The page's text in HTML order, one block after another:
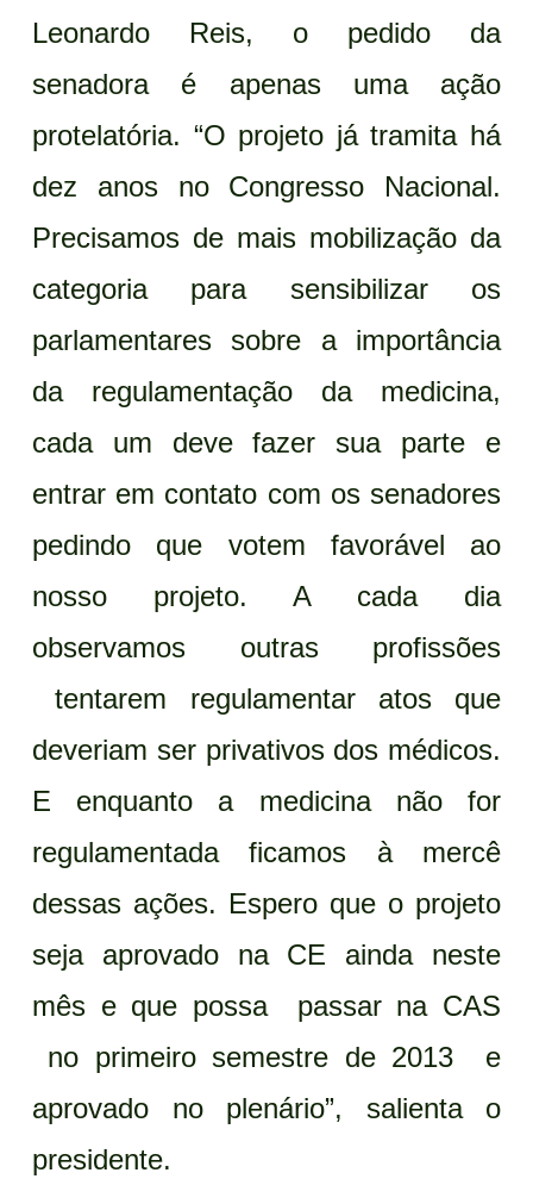
Leonardo Reis, o pedido da
senadora é apenas uma ação
protelatória. “O projeto já tramita há
dez anos no Congresso Nacional.
Precisamos de mais mobilização da
categoria para sensibilizar os
parlamentares sobre a importância
da regulamentação da medicina,
cada um deve fazer sua parte e
entrar em contato com os senadores
pedindo que votem favorável ao
nosso projeto. A cada dia
observamos outras profissões
tentarem regulamentar atos que
deveriam ser privativos dos médicos.
E enquanto a medicina não for
regulamentada ficamos à mercê
dessas ações. Espero que o projeto
seja aprovado na CE ainda neste
mês e que possa passar na CAS
no primeiro semestre de 2013 e
aprovado no plenário”, salienta o
presidente.